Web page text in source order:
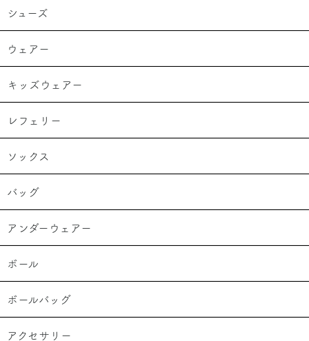
シューズ
ウェアー
キッズウェアー
レフェリー
ソックス
バッグ
アンダーウェアー
ボール
ボールバッグ
アクセサリー